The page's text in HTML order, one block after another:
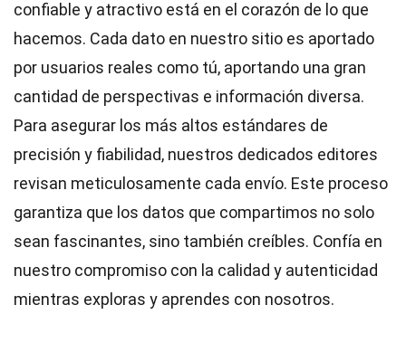
confiable y atractivo está en el corazón de lo que
hacemos. Cada dato en nuestro sitio es aportado
por usuarios reales como tú, aportando una gran
cantidad de perspectivas e información diversa.
Para asegurar los más altos estándares de
precisión y fiabilidad, nuestros dedicados editores
revisan meticulosamente cada envío. Este proceso
garantiza que los datos que compartimos no solo
sean fascinantes, sino también creíbles. Confía en
nuestro compromiso con la calidad y autenticidad
mientras exploras y aprendes con nosotros.